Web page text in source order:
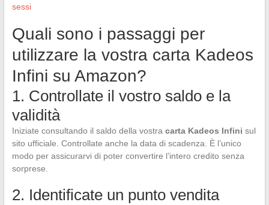
sessi
Quali sono i passaggi per
utilizzare la vostra carta Kadeos
Infini su Amazon?
1. Controllate il vostro saldo e la
validità
Iniziate consultando il saldo della vostra carta Kadeos Infini sul
sito ufficiale. Controllate anche la data di scadenza. È l’unico
modo per assicurarvi di poter convertire l’intero credito senza
sorprese.
2. Identificate un punto vendita